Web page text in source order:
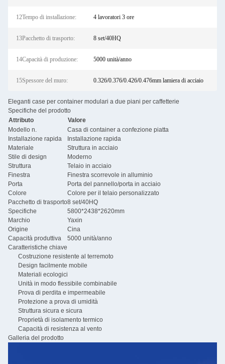
12Tempo di installazione: 4 lavoratori 3 ore
13Pacchetto di trasporto: 8 set/40HQ
14Capacità di produzione: 5000 unità/anno
15Spessore del muro: 0.326/0.376/0.426/0.476mm lamiera di acciaio
Eleganti case per container modulari a due piani per caffetterie
Specifiche del prodotto
Attributo
Valore
Modello n.
Casa di container a confezione piatta
Installazione rapida
Installazione rapida
Materiale
Struttura in acciaio
Stile di design
Moderno
Struttura
Telaio in acciaio
Finestra
Finestra scorrevole in alluminio
Porta
Porta del pannello/porta in acciaio
Colore
Colore per il telaio personalizzato
Pacchetto di trasporto8 set/40HQ
Specifiche
5800*2438*2620mm
Marchio
Yaxin
Origine
Cina
Capacità produttiva
5000 unità/anno
Caratteristiche chiave
Costruzione resistente al terremoto
Design facilmente mobile
Materiali ecologici
Unità in modo flessibile combinabile
Prova di perdita e impermeabile
Protezione a prova di umidità
Struttura sicura e sicura
Proprietà di isolamento termico
Capacità di resistenza al vento
Galleria del prodotto